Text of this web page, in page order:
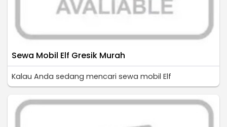
Sewa Mobil Elf Gresik Murah
Kalau Anda sedang mencari sewa mobil Elf